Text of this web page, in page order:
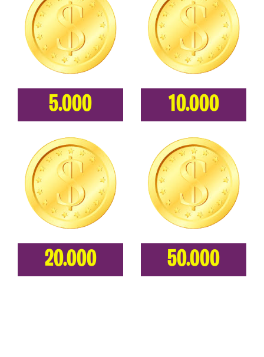
5.000 10.000
20.000 50.000